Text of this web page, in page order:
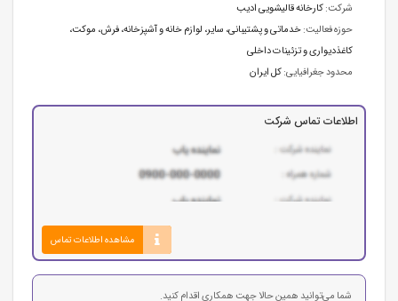
شرکت:کارخانه قالیشویی ادیب
حوزه فعالیت:خدماتی و پشتیبانی، سایر، لوازم خانه و آشپزخانه،فرش، موکت،
کاغذدیواری و تزئینات داخلی
محدود جغرافیایی:کل ایران
اطلاعات تماس شرکت
مشاهده اطلاعات تماس
شما می‌توانید همین حالا جهت همکاری اقدام کنید.